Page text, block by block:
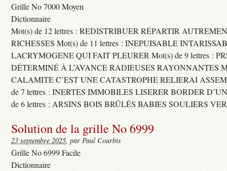
Grille No 7000 Moyen
Dictionnaire
Mot(s) de 12 lettres : REDISTRIBUER RÉPARTIR
RICHESSES Mot(s) de 11 lettres : INEPUISABLE
LACRYMOGENE QUI FAIT PLEURER Mot(s) de 9 lettres :
DÉTERMINÉ À L’AVANCE RADIEUSES RAYONNANTES
CALAMITE C’EST UNE CATASTROPHE RELIERAI
de 7 lettres : INERTES IMMOBILES LISERER BORDER
de 6 lettres : ARSINS BOIS BRÛLÉS BABIES SOULIERS
Solution de la grille No 6999
23 septembre 2025, par Paul Courbis
Grille No 6999 Facile
Dictionnaire